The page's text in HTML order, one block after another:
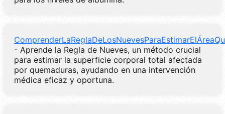
- Aprende la Regla de Nueves, un método crucial
para estimar la superficie corporal total afectada
por quemaduras, ayudando en una intervención
médica eficaz y oportuna.